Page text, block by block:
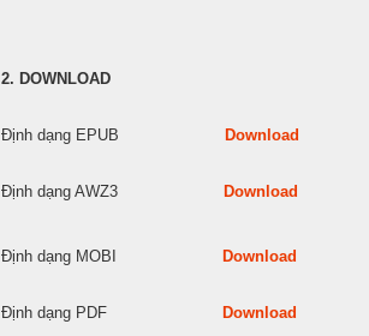
2. DOWNLOAD
Định dạng EPUB Download
Định dạng AWZ3 Download
Định dạng MOBI Download
Định dạng PDF Download